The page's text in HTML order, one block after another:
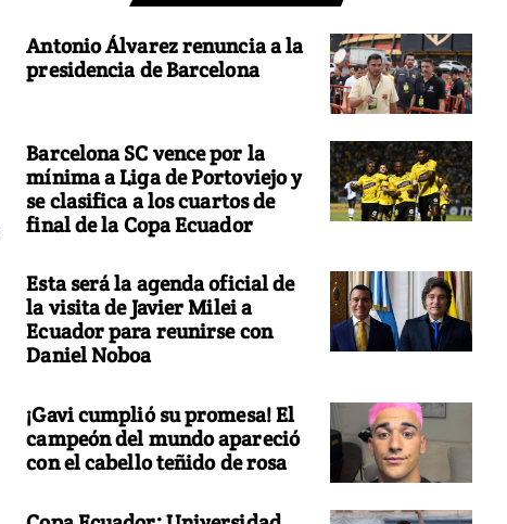
Antonio Álvarez renuncia a la
presidencia de Barcelona
Barcelona SC vence por la
mínima a Liga de Portoviejo y
se clasifica a los cuartos de
final de la Copa Ecuador
Esta será la agenda oficial de
la visita de Javier Milei a
Ecuador para reunirse con
Daniel Noboa
¡Gavi cumplió su promesa! El
campeón del mundo apareció
con el cabello teñido de rosa